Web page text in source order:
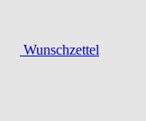
Wunschzettel